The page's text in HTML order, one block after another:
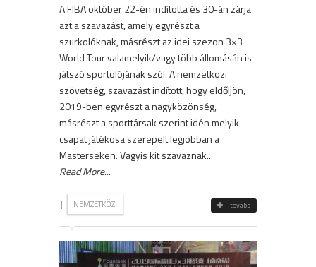
A FIBA október 22-én indította és 30-án zárja
azt a szavazást, amely egyrészt a
szurkolóknak, másrészt az idei szezon 3×3
World Tour valamelyik/vagy több állomásán is
játszó sportolójának szól. A nemzetközi
szövetség, szavazást indított, hogy eldőljön,
2019-ben egyrészt a nagyközönség,
másrészt a sporttársak szerint idén melyik
csapat játékosa szerepelt legjobban a
Masterseken. Vagyis kit szavaznak...
Read More...
| NEMZETKÖZI tovább